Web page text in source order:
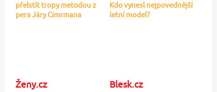
přelstít tropy metodou z
pera Járy Cimrmana
Kdo vynesl nejpovednější
letní model?
Ženy.cz Blesk.cz